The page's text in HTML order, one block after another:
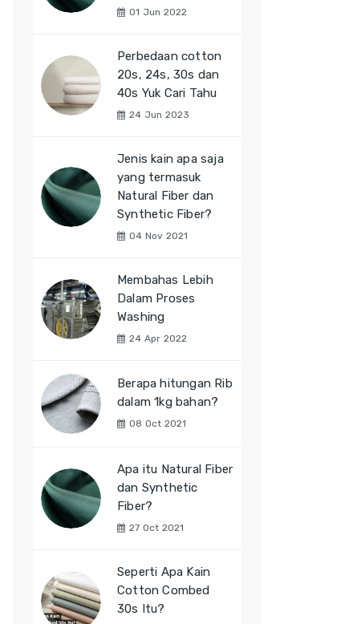
01 Jun 2022
Perbedaan cotton
20s, 24s, 30s dan
40s Yuk Cari Tahu
24 Jun 2023
Jenis kain apa saja
yang termasuk
Natural Fiber dan
Synthetic Fiber?
04 Nov 2021
Membahas Lebih
Dalam Proses
Washing
24 Apr 2022
Berapa hitungan Rib
dalam 1kg bahan?
08 Oct 2021
Apa itu Natural Fiber
dan Synthetic
Fiber?
27 Oct 2021
Seperti Apa Kain
Cotton Combed
30s Itu?